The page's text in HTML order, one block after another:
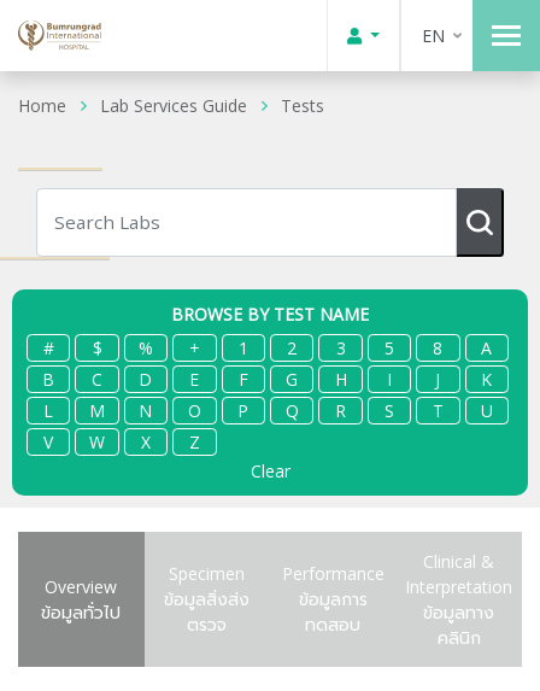
EN
Home Lab Services Guide Tests
BROWSE BY TEST NAME
#
$ % + 1 2 3 5 8
A
B
C D E F G H I J
K
L
M N O P Q R S T
U
V
W X
Z
Clear
Overview
ข้อมูลทั่วไป
Specimen
ข้อมูลสิ่งส่ง
ตรวจ
Performance
ข้อมูลการ
ทดสอบ
Clinical &
Interpretation
ข้อมูลทาง
คลินิก